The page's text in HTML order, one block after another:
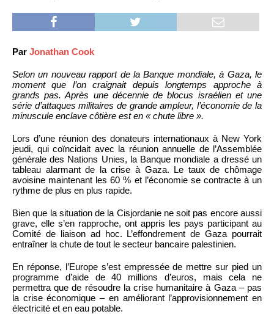
Par Jonathan Cook
Selon un nouveau rapport de la Banque mondiale, à Gaza, le
moment que l’on craignait depuis longtemps approche à
grands pas. Après une décennie de blocus israélien et une
série d’attaques militaires de grande ampleur, l’économie de la
minuscule enclave côtière est en « chute libre ».
Lors d’une réunion des donateurs internationaux à New York
jeudi, qui coïncidait avec la réunion annuelle de l’Assemblée
générale des Nations Unies, la Banque mondiale a dressé un
tableau alarmant de la crise à Gaza. Le taux de chômage
avoisine maintenant les 60 % et l’économie se contracte à un
rythme de plus en plus rapide.
Bien que la situation de la Cisjordanie ne soit pas encore aussi
grave, elle s’en rapproche, ont appris les pays participant au
Comité de liaison ad hoc. L’effondrement de Gaza pourrait
entraîner la chute de tout le secteur bancaire palestinien.
En réponse, l’Europe s’est empressée de mettre sur pied un
programme d’aide de 40 millions d’euros, mais cela ne
permettra que de résoudre la crise humanitaire à Gaza – pas
la crise économique – en améliorant l’approvisionnement en
électricité et en eau potable.